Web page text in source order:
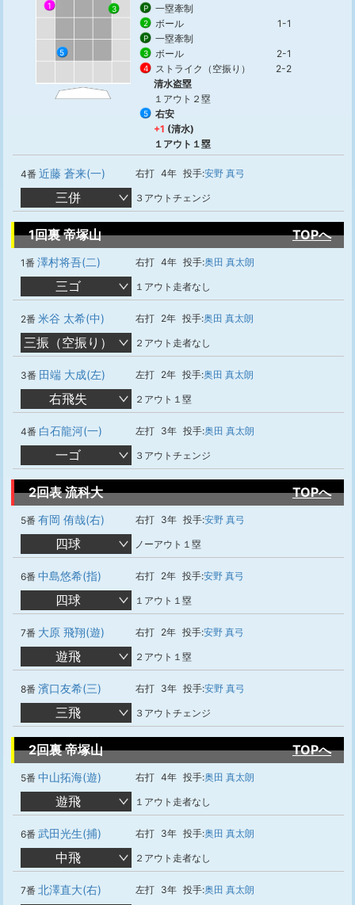
1 3
5
P 一塁牽制
2 ボール 1-1
P 一塁牽制
3 ボール 2-1
4 ストライク（空振り）
2-2
清水盗塁
１アウト２塁
5
右安
+1 (清水)
１アウト１塁
4番 近藤 蒼来(一) 右打 4年 投手:安野 真弓
三併 ３アウトチェンジ
1回裏 帝塚山 TOPへ
1番 澤村将吾(二) 右打 4年 投手:奥田 真太朗
三ゴ １アウト走者なし
2番 米谷 太希(中) 右打 2年 投手:奥田 真太朗
三振（空振り） ２アウト走者なし
3番 田端 大成(左) 左打 2年 投手:奥田 真太朗
右飛失 ２アウト１塁
4番 白石龍河(一) 左打 3年 投手:奥田 真太朗
一ゴ ３アウトチェンジ
2回表 流科大 TOPへ
5番 有岡 侑哉(右) 右打 3年 投手:安野 真弓
四球 ノーアウト１塁
6番 中島悠希(指) 右打 2年 投手:安野 真弓
四球 １アウト１塁
7番 大原 飛翔(遊) 右打 2年 投手:安野 真弓
遊飛 ２アウト１塁
8番 濱口友希(三) 右打 3年 投手:安野 真弓
三飛 ３アウトチェンジ
2回裏 帝塚山 TOPへ
5番 中山拓海(遊) 右打 4年 投手:奥田 真太朗
遊飛 １アウト走者なし
6番 武田光生(捕) 右打 3年 投手:奥田 真太朗
中飛 ２アウト走者なし
7番 北澤直大(右) 左打 3年 投手:奥田 真太朗